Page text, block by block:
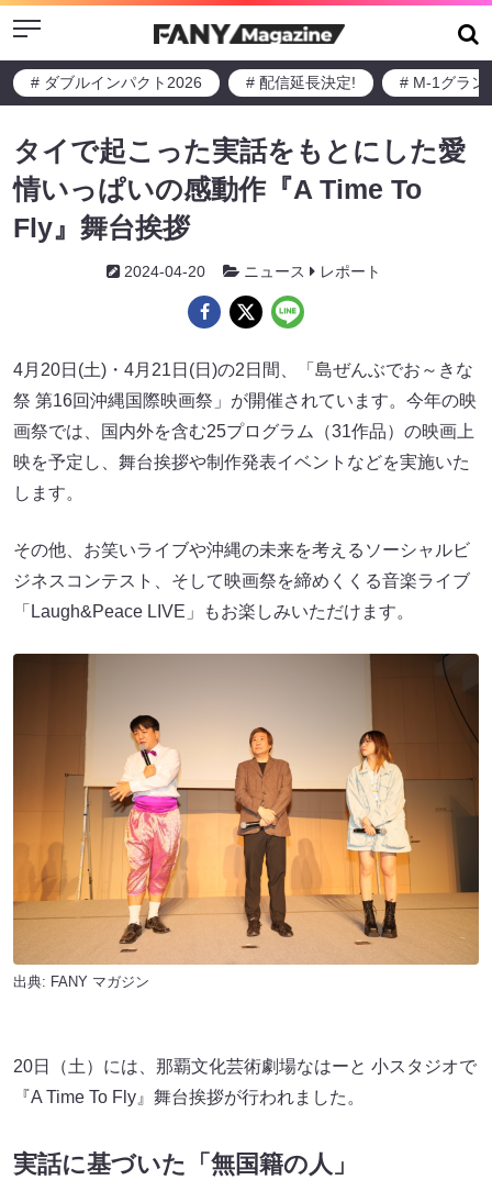
Menu
# ダブルインパクト2026 # 配信延長決定! # M-1グラン
タイで起こった実話をもとにした愛
情いっぱいの感動作『A Time To
Fly』舞台挨拶
2024-04-20 ニュース レポート
4月20日(土)・4月21日(日)の2日間、「島ぜんぶでお～きな
祭 第16回沖縄国際映画祭」が開催されています。今年の映
画祭では、国内外を含む25プログラム（31作品）の映画上
映を予定し、舞台挨拶や制作発表イベントなどを実施いた
します。
その他、お笑いライブや沖縄の未来を考えるソーシャルビ
ジネスコンテスト、そして映画祭を締めくくる音楽ライブ
「Laugh&Peace LIVE」もお楽しみいただけます。
出典: FANY マガジン
20日（土）には、那覇文化芸術劇場なはーと 小スタジオで
『A Time To Fly』舞台挨拶が行われました。
実話に基づいた「無国籍の人」